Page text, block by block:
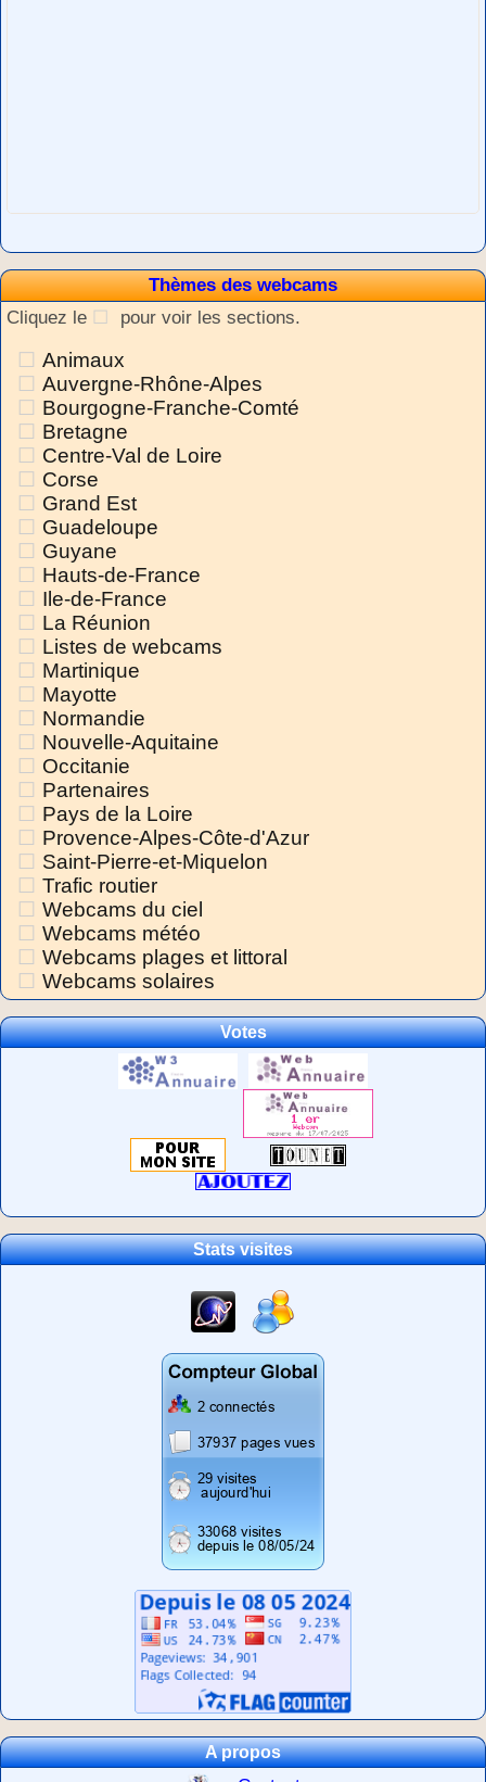
Thèmes des webcams
Cliquez le
pour voir les sections.
Animaux
Auvergne-Rhône-Alpes
Bourgogne-Franche-Comté
Bretagne
Centre-Val de Loire
Corse
Grand Est
Guadeloupe
Guyane
Hauts-de-France
Ile-de-France
La Réunion
Listes de webcams
Martinique
Mayotte
Normandie
Nouvelle-Aquitaine
Occitanie
Partenaires
Pays de la Loire
Provence-Alpes-Côte-d'Azur
Saint-Pierre-et-Miquelon
Trafic routier
Webcams du ciel
Webcams météo
Webcams plages et littoral
Webcams solaires
Votes
Stats visites
A propos